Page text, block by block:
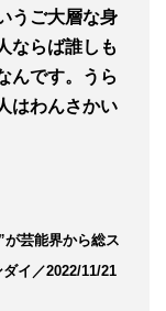
うご大層な身
ならば誰しも
んです。うら
はわんさかい
が芸能界から総ス
イ／2022/11/21